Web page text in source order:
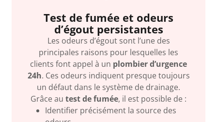
Test de fumée et odeurs
d’égout persistantes
Les odeurs d’égout sont l’une des
principales raisons pour lesquelles les
clients font appel à un plombier d’urgence
24h. Ces odeurs indiquent presque toujours
un défaut dans le système de drainage.
Grâce au test de fumée, il est possible de :
Identifier précisément la source des